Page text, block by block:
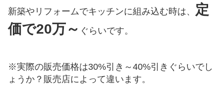
新築やリフォームでキッチンに組み込む時は、 定
価で20万～ ぐらいです。
※実際の販売価格は30%引き～40%引きぐらいでし
ょうか？販売店によって違います。